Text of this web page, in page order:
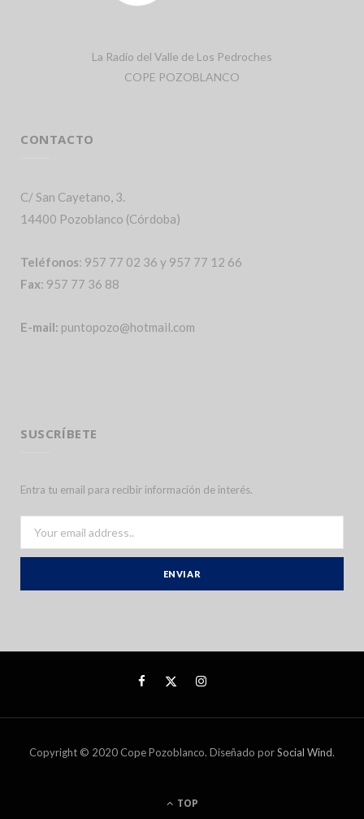
La Radio del Valle de Los Pedroches
COPE POZOBLANCO
CONTACTO
C/ San Cayetano, 3.
14400 Pozoblanco (Córdoba)
Teléfonos: 957 77 02 36 y 957 77 12 66
Fax: 957 77 36 88
E-mail: puntopozo@hotmail.com
SUSCRÍBETE
Entra tu email para recibir información de interés.
Copyright © 2020 Cope Pozoblanco. Diseñado porSocial Wind.
TOP